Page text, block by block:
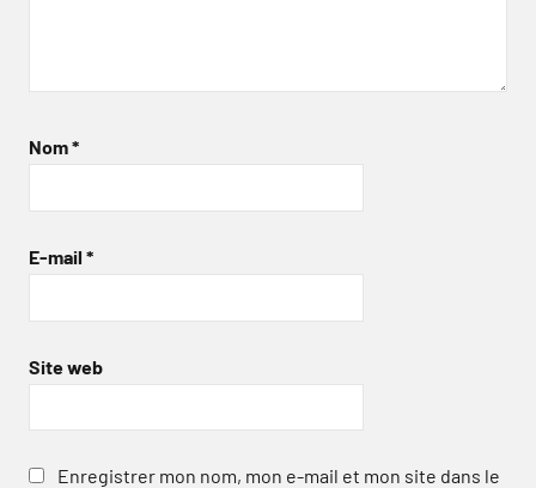
Nom*
E-mail *
Site web
Enregistrer mon nom, mon e-mail et mon site dans le